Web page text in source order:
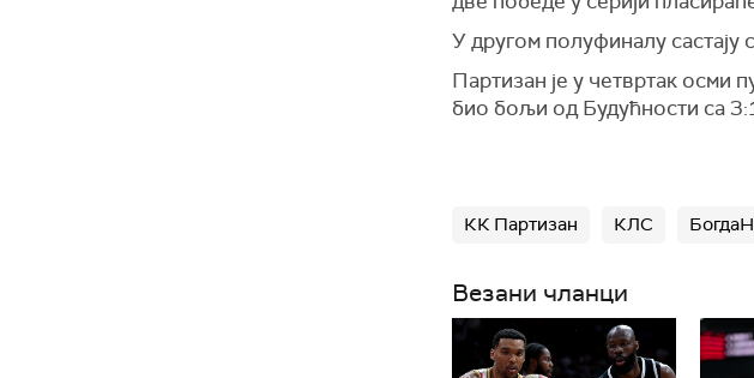
У другом полуфиналу
Партизан је у четвртак осми
био бољи од Будућности са
КК Партизан КЛС
Везани чланци